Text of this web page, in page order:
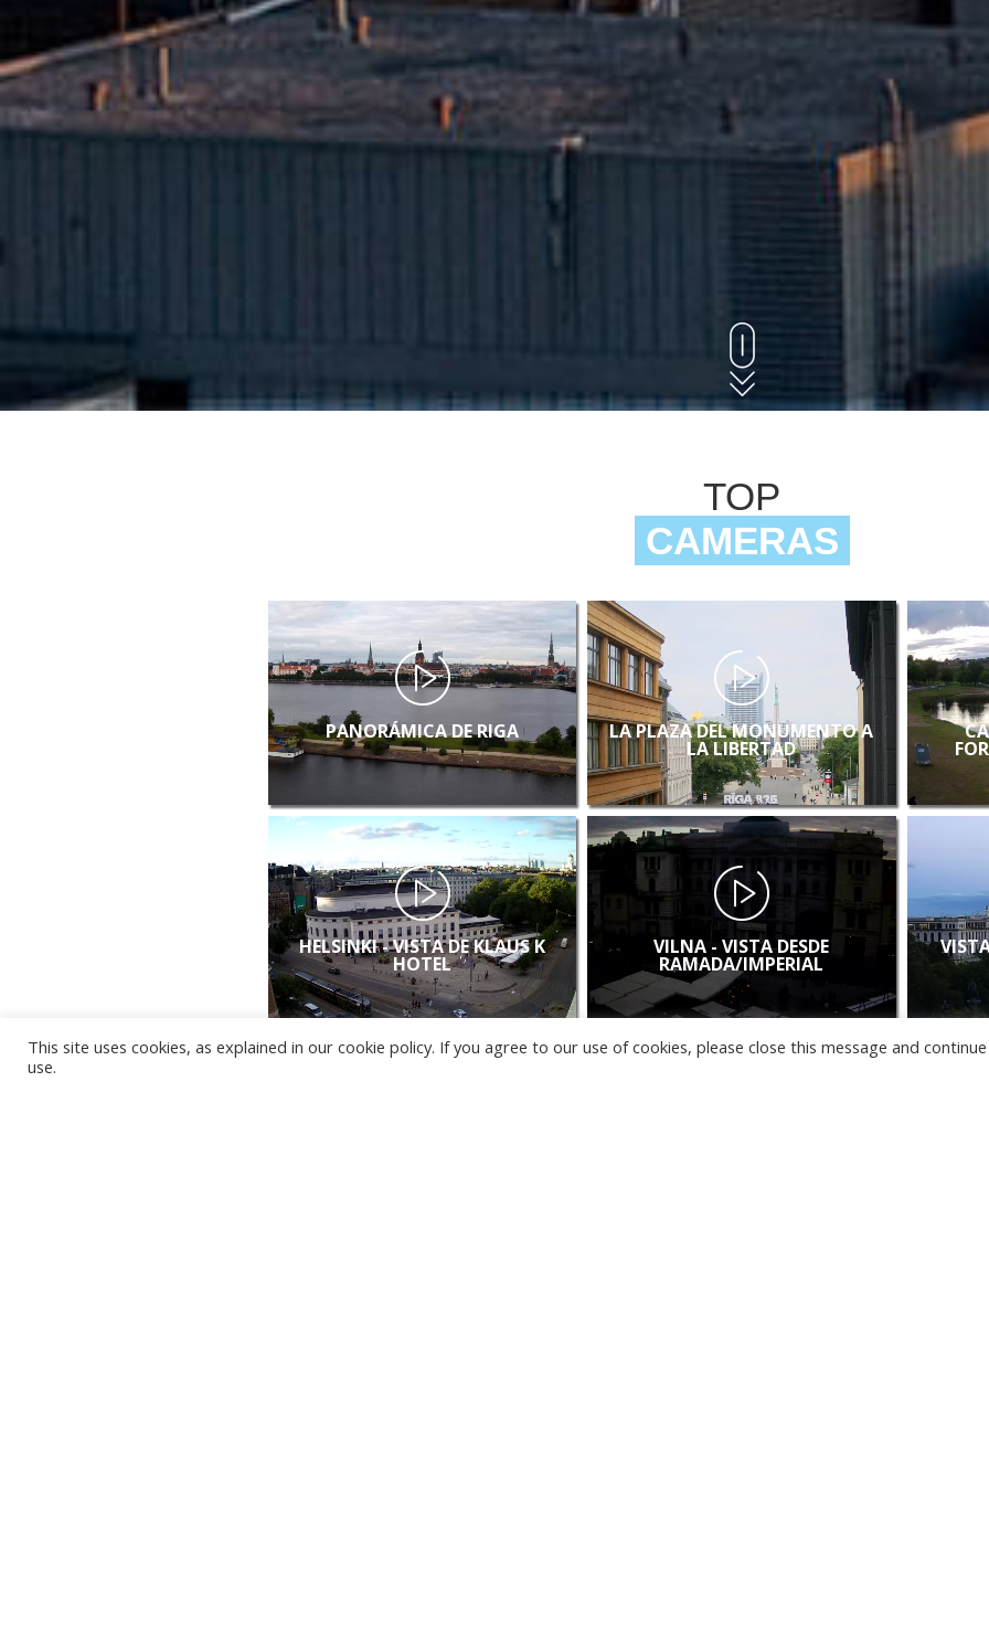
TOP
CAMERAS
PANORÁMICA DE RIGA LA PLAZA DEL MONUMENTO A
LA LIBERTAD
HELSINKI - VISTA DE KLAUS K
HOTEL
VILNA - VISTA DESDE
RAMADA/IMPERIAL
This site uses cookies, as explained in our cookie policy. If you agree to our use of cookies, please close this message and
use.